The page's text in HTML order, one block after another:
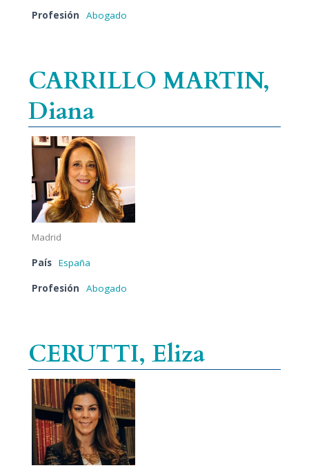
Profesión Abogado
CARRILLO MARTIN,
Diana
Madrid
País España
Profesión Abogado
CERUTTI, Eliza